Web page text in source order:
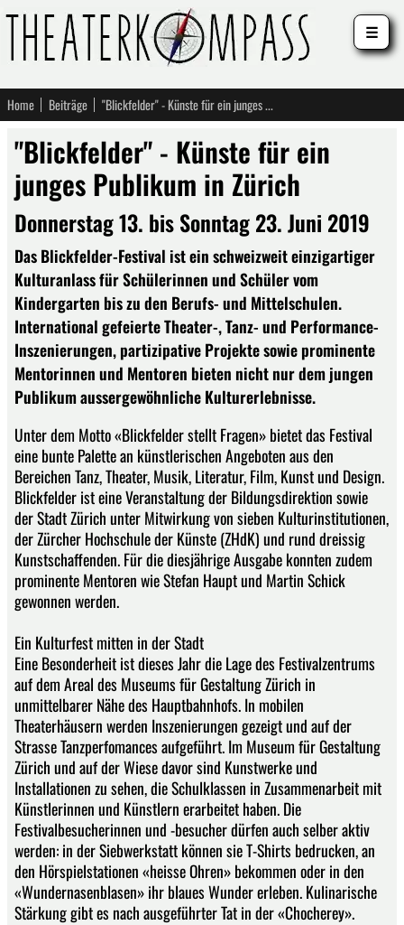
Home Beiträge "Blickfelder" - Künste für ein junges Publikum in Zürich
"Blickfelder" - Künste für ein
junges Publikum in Zürich
Donnerstag 13. bis Sonntag 23. Juni 2019
Das Blickfelder-Festival ist ein schweizweit einzigartiger
Kulturanlass für Schülerinnen und Schüler vom
Kindergarten bis zu den Berufs- und Mittelschulen.
International gefeierte Theater-, Tanz- und Performance-
Inszenierungen, partizipative Projekte sowie prominente
Mentorinnen und Mentoren bieten nicht nur dem jungen
Publikum aussergewöhnliche Kulturerlebnisse.
Unter dem Motto «Blickfelder stellt Fragen» bietet das Festival
eine bunte Palette an künstlerischen Angeboten aus den
Bereichen Tanz, Theater, Musik, Literatur, Film, Kunst und Design.
Blickfelder ist eine Veranstaltung der Bildungsdirektion sowie
der Stadt Zürich unter Mitwirkung von sieben Kulturinstitutionen,
der Zürcher Hochschule der Künste (ZHdK) und rund dreissig
Kunstschaffenden. Für die diesjährige Ausgabe konnten zudem
prominente Mentoren wie Stefan Haupt und Martin Schick
gewonnen werden.
Ein Kulturfest mitten in der Stadt
Eine Besonderheit ist dieses Jahr die Lage des Festivalzentrums
auf dem Areal des Museums für Gestaltung Zürich in
unmittelbarer Nähe des Hauptbahnhofs. In mobilen
Theaterhäusern werden Inszenierungen gezeigt und auf der
Strasse Tanzperfomances aufgeführt. Im Museum für Gestaltung
Zürich und auf der Wiese davor sind Kunstwerke und
Installationen zu sehen, die Schulklassen in Zusammenarbeit mit
Künstlerinnen und Künstlern erarbeitet haben. Die
Festivalbesucherinnen und -besucher dürfen auch selber aktiv
werden: in der Siebwerkstatt können sie T-Shirts bedrucken, an
den Hörspielstationen «heisse Ohren» bekommen oder in den
«Wundernasenblasen» ihr blaues Wunder erleben. Kulinarische
Stärkung gibt es nach ausgeführter Tat in der «Chocherey».
☰